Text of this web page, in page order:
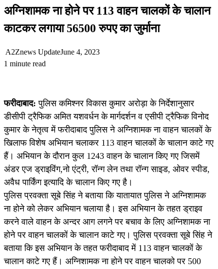
अग्निशामक ना होने पर 113 वाहन चालकों के चालान
काटकर लगाया 56500 रुपए का जुर्माना
A2Znews UpdateJune 4, 2023
1 minute read
फरीदाबाद: पुलिस कमिश्नर विकास कुमार अरोड़ा के निर्देशानुसार
डीसीपी ट्रैफिक अमित यशवर्धन के मार्गदर्शन व एसीपी ट्रैफिक विनोद
कुमार के नेतृत्व में फरीदाबाद पुलिस ने अग्निशामक ना वाहन चालकों के
खिलाफ विशेष अभियान चलाकर 113 वाहन चालकों के चालान काटे गए
हैं। अभियान के दौरान कुल 1243 वाहन के चालान किए गए जिसमें
अंडर एज ड्राइविंग,नो एंट्री, रॉन्ग लेन तथा रॉन्ग साइड, ओवर स्पीड,
अवैध पार्किंग इत्यादि के चालान किए गए है।
पुलिस प्रवक्ता सूबे सिंह ने बताया कि यातायात पुलिस ने अग्निशामक
ना होने को लेकर अभियान चलाया है। इस अभियान के तहत ड्राइव
करने वाले वाहन के अन्दर आग लगने पर बचाव के लिए अग्निशामक ना
होने पर वाहन चालकों के चालान काटे गए। पुलिस प्रवक्ता सूबे सिंह ने
बताया कि इस अभियान के तहत फरीदाबाद में 113 वाहन चालकों के
चालान काटे गए हैं। अग्निशामक ना होने पर वाहन चालको पर 500